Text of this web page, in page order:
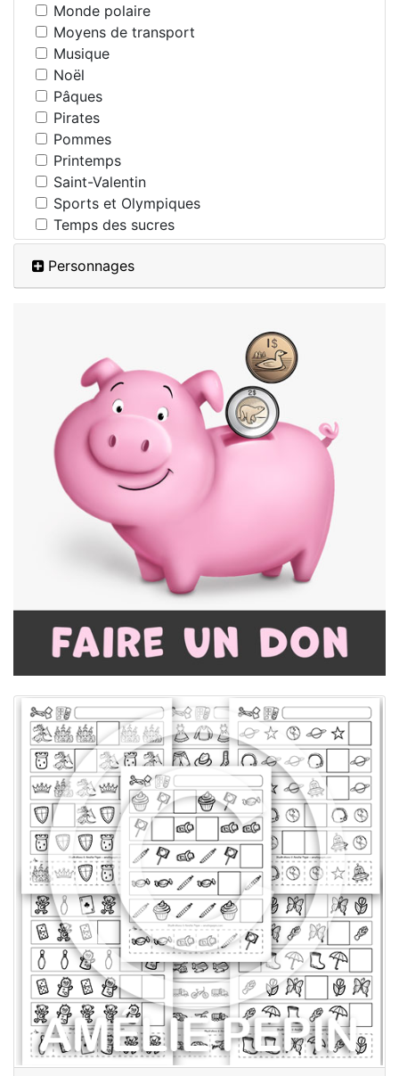
Monde polaire
Moyens de transport
Musique
Noël
Pâques
Pirates
Pommes
Printemps
Saint-Valentin
Sports et Olympiques
Temps des sucres
Personnages